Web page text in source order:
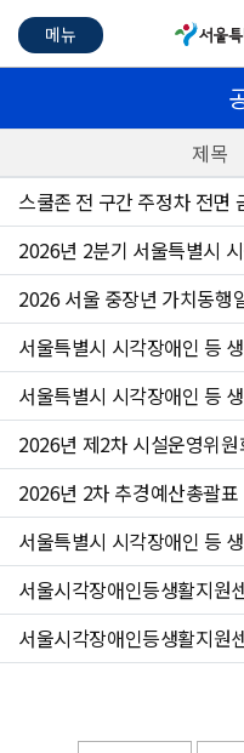
메뉴
제목
스쿨존 전 구간 주정차 전면
2026년 제2차 시설운영위
2026년 2차 추경예산총괄표